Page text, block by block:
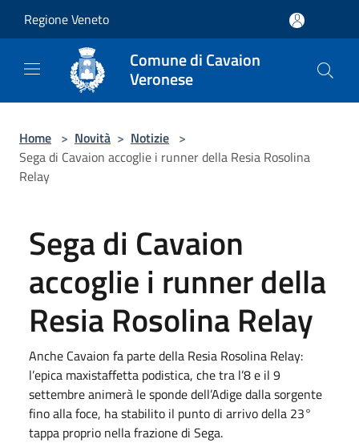
Regione Veneto
Comune di Cavaion
Veronese
Home > Novità > Notizie >
Sega di Cavaion accoglie i runner della Resia Rosolina
Relay
Sega di Cavaion
accoglie i runner della
Resia Rosolina Relay
Anche Cavaion fa parte della Resia Rosolina Relay:
l’epica maxistaffetta podistica, che tra l’8 e il 9
settembre animerà le sponde dell’Adige dalla sorgente
fino alla foce, ha stabilito il punto di arrivo della 23°
tappa proprio nella frazione di Sega.